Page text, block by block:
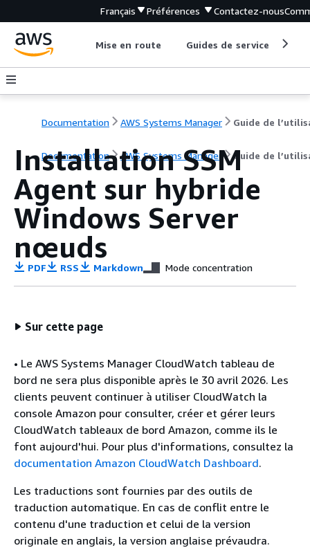
Français Préférences Contactez-nous
Mise en route Guides de service
Documentation AWS Systems Manager
Documentation AWS Systems Manager Guide de
Installation SSM
Agent sur hybride
Windows Server
nœuds
PDF RSS Markdown Mode concentration
Sur cette page
• Le AWS Systems Manager CloudWatch tableau de
bord ne sera plus disponible après le 30 avril 2026. Les
clients peuvent continuer à utiliser CloudWatch la
console Amazon pour consulter, créer et gérer leurs
CloudWatch tableaux de bord Amazon, comme ils le
font aujourd'hui. Pour plus d'informations, consultez la
documentation Amazon CloudWatch Dashboard.
Les traductions sont fournies par des outils de
traduction automatique. En cas de conflit entre le
contenu d'une traduction et celui de la version
originale en anglais, la version anglaise prévaudra.